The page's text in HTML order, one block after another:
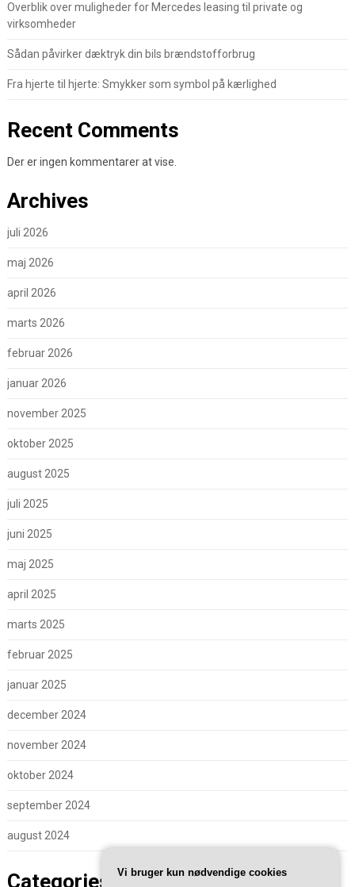
Overblik over muligheder for Mercedes leasing til private og
virksomheder
Sådan påvirker dæktryk din bils brændstofforbrug
Fra hjerte til hjerte: Smykker som symbol på kærlighed
Recent Comments
Der er ingen kommentarer at vise.
Archives
juli 2026
maj 2026
april 2026
marts 2026
februar 2026
januar 2026
november 2025
oktober 2025
august 2025
juli 2025
juni 2025
maj 2025
april 2025
marts 2025
februar 2025
januar 2025
december 2024
november 2024
oktober 2024
september 2024
august 2024
Categories Vi bruger kun nødvendige cookies